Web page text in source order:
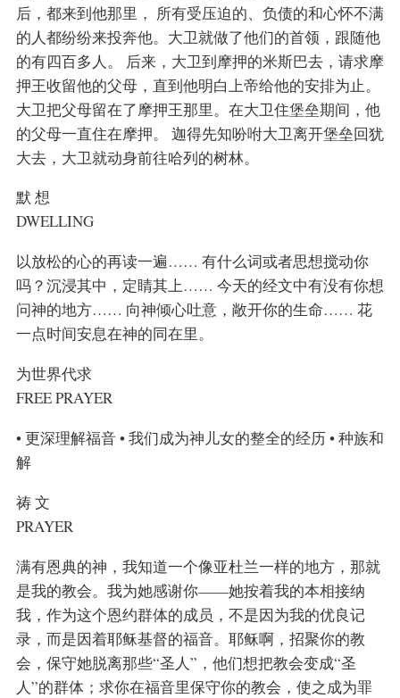
后，都来到他那里， 所有受压迫的、负债的和心怀不满
的人都纷纷来投奔他。大卫就做了他们的首领，跟随他
的有四百多人。 后来，大卫到摩押的米斯巴去，请求摩
押王收留他的父母，直到他明白上帝给他的安排为止。
大卫把父母留在了摩押王那里。在大卫住堡垒期间，他
的父母一直住在摩押。 迦得先知吩咐大卫离开堡垒回犹
大去，大卫就动身前往哈列的树林。
默 想
DWELLING
以放松的心的再读一遍…… 有什么词或者思想搅动你
吗？沉浸其中，定睛其上…… 今天的经文中有没有你想
问神的地方…… 向神倾心吐意，敞开你的生命…… 花
一点时间安息在神的同在里。
为世界代求
FREE PRAYER
• 更深理解福音 • 我们成为神儿女的整全的经历 • 种族和
解
祷 文
PRAYER
满有恩典的神，我知道一个像亚杜兰一样的地方，那就
是我的教会。我为她感谢你——她按着我的本相接纳
我，作为这个恩约群体的成员，不是因为我的优良记
录，而是因着耶稣基督的福音。耶稣啊，招聚你的教
会，保守她脱离那些“圣人”，他们想把教会变成“圣
人”的群体；求你在福音里保守你的教会，使之成为罪